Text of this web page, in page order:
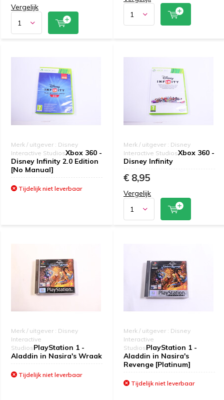
Vergelijk
Merk / uitgever : Disney
Interactive StudiosXbox 360 -
Disney Infinity 2.0 Edition
[No Manual]
Tijdelijk niet leverbaar
Merk / uitgever : Disney
Interactive StudiosXbox 360 -
Disney Infinity
€ 8,95
Vergelijk
Merk / uitgever : Disney
Interactive
StudiosPlayStation 1 -
Aladdin in Nasira's Wraak
Tijdelijk niet leverbaar
Merk / uitgever : Disney
Interactive
StudiosPlayStation 1 -
Aladdin in Nasira's
Revenge [Platinum]
Tijdelijk niet leverbaar